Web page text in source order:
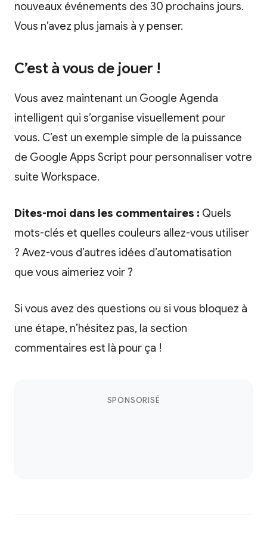
nouveaux événements des 30 prochains jours.
Vous n’avez plus jamais à y penser.
C’est à vous de jouer !
Vous avez maintenant un Google Agenda
intelligent qui s’organise visuellement pour
vous. C’est un exemple simple de la puissance
de Google Apps Script pour personnaliser votre
suite Workspace.
Dites-moi dans les commentaires : Quels
mots-clés et quelles couleurs allez-vous utiliser
? Avez-vous d’autres idées d’automatisation
que vous aimeriez voir ?
Si vous avez des questions ou si vous bloquez à
une étape, n’hésitez pas, la section
commentaires est là pour ça !
SPONSORISÉ